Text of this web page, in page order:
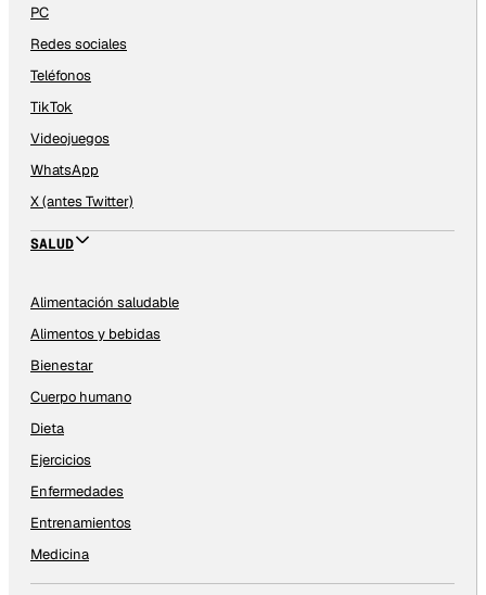
PC
Redes sociales
Teléfonos
TikTok
Videojuegos
WhatsApp
X (antes Twitter)
SALUD
Alimentación saludable
Alimentos y bebidas
Bienestar
Cuerpo humano
Dieta
Ejercicios
Enfermedades
Entrenamientos
Medicina